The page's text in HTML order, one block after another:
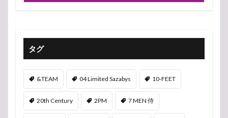
タグ
&TEAM 04 Limited Sazabys 10-FEET
20th Century 2PM 7 MEN 侍